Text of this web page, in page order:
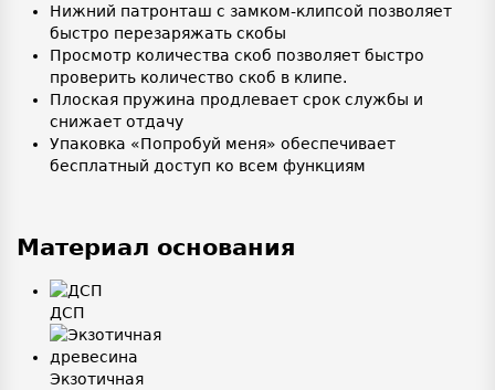
Нижний патронташ с замком-клипсой позволяет
быстро перезаряжать скобы
Просмотр количества скоб позволяет быстро
проверить количество скоб в клипе.
Плоская пружина продлевает срок службы и
снижает отдачу
Упаковка «Попробуй меня» обеспечивает
бесплатный доступ ко всем функциям
Материал основания
ДСП
Экзотичная